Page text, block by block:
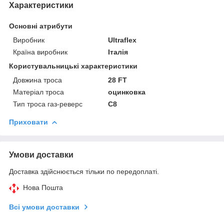
Характеристики
Основні атрибути
Виробник
Ultraflex
Країна виробник
Італія
Користувальницькі характеристики
Довжина троса
28 FT
Матеріал троса
оцинковка
Тип троса газ-реверс
C8
Приховати
Умови доставки
Доставка здійснюється тільки по передоплаті.
Нова Пошта
Всі умови доставки